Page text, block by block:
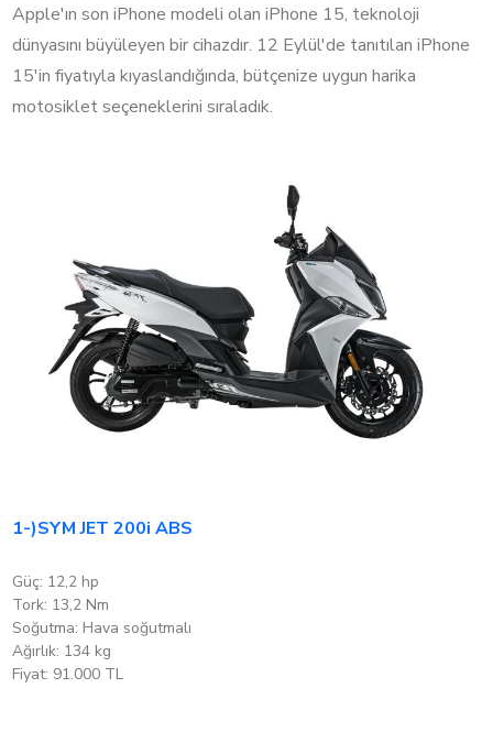
Apple'ın son iPhone modeli olan iPhone 15, teknoloji
dünyasını büyüleyen bir cihazdır. 12 Eylül'de tanıtılan iPhone
15'in fiyatıyla kıyaslandığında, bütçenize uygun harika
motosiklet seçeneklerini sıraladık.
1-)SYM JET 200i ABS
Güç: 12,2 hp
Tork: 13,2 Nm
Soğutma: Hava soğutmalı
Ağırlık: 134 kg
Fiyat: 91.000 TL